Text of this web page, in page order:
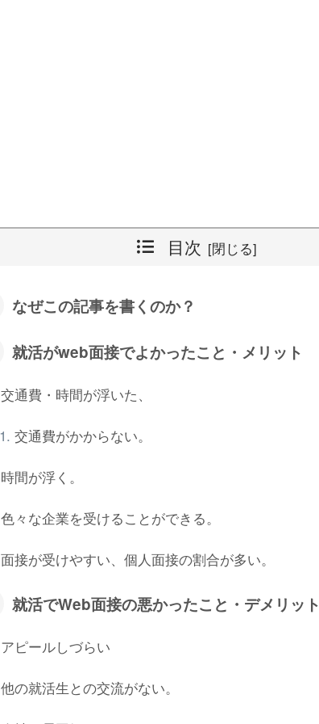
目次
なぜこの記事を書くのか？
就活がweb面接でよかったこと・メリット
交通費・時間が浮いた、
交通費がかからない。
時間が浮く。
色々な企業を受けることができる。
面接が受けやすい、個人面接の割合が多い。
就活でWeb面接の悪かったこと・デメリット
アピールしづらい
他の就活生との交流がない。